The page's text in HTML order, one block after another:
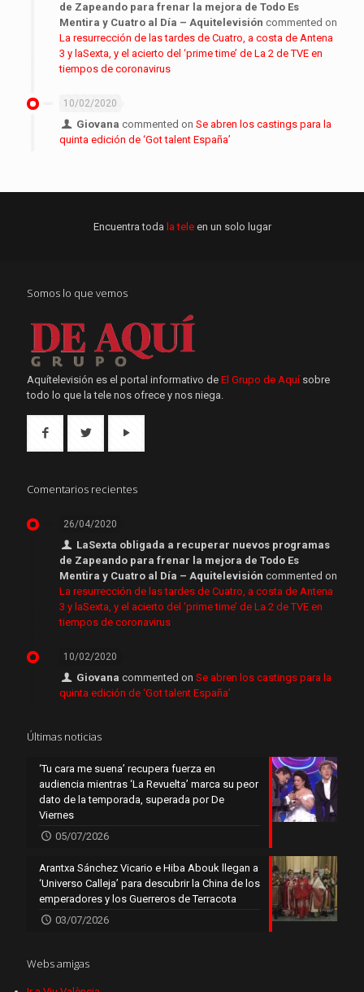
de Zapeando para frenar la mejora de Todo Es
Mentira y Cuatro al Día – Aquitelevisión commented on
La resurrección de las tardes de Cuatro, a costa de Antena
3 y laSexta, y el acierto del ‘prime time’ de La 2 de TVE en
tiempos de coronavirus
10/02/2020
Giovana commented onSe abren los castings para la
quinta edición de ‘Got talent España’
Encuentra toda la tele en un solo lugar
Somos lo que vemos
Aquítelevisión es el portal informativo de El Grupo de Aquí sobre
todo lo que la tele nos ofrece y nos niega.
Comentarios recientes
26/04/2020
LaSexta obligada a recuperar nuevos programas
de Zapeando para frenar la mejora de Todo Es
Mentira y Cuatro al Día – Aquitelevisión commented on
La resurrección de las tardes de Cuatro, a costa de Antena
3 y laSexta, y el acierto del ‘prime time’ de La 2 de TVE en
tiempos de coronavirus
10/02/2020
Giovana commented onSe abren los castings para la
quinta edición de ‘Got talent España’
Últimas noticias
‘Tu cara me suena’ recupera fuerza en
audiencia mientras ‘La Revuelta’ marca su peor
dato de la temporada, superada por De
Viernes
05/07/2026
Arantxa Sánchez Vicario e Hiba Abouk llegan a
‘Universo Calleja’ para descubrir la China de los
emperadores y los Guerreros de Terracota
03/07/2026
Webs amigas